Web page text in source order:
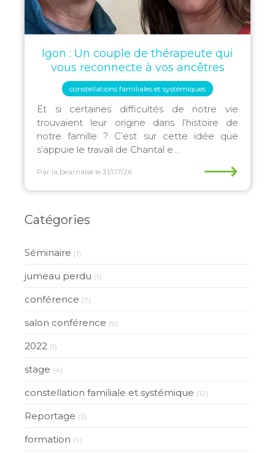
Igon : Un couple de thérapeute qui
vous reconnecte à vos ancêtres
constellations familiales et systémiques
Et si certaines difficultés de notre vie
trouvaient leur origine dans l’histoire de
notre famille ? C’est sur cette idée que
s’appuie le travail de Chantal e...
Par la bearnaise le 31/07/26 ⟶
Catégories
Séminaire (1)
jumeau perdu (1)
conférence (7)
salon conférence (9)
2022 (1)
stage (4)
constellation familiale et systémique (12)
Reportage (3)
formation (9)